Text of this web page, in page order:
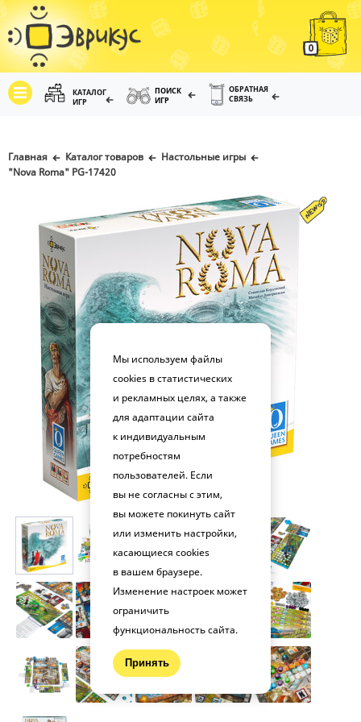
0
КАТАЛОГ
ИГР
ПОИСК
ИГР
ОБРАТНАЯ
СВЯЗЬ
Главная Каталог товаров
Настольные игры
"Nova Roma" PG-17420
Мы используем файлы
cookies в статистических
и рекламных целях, а также
для адаптации сайта
к индивидуальным
потребностям
пользователей. Если
вы не согласны с этим,
вы можете покинуть сайт
или изменить настройки,
касающиеся cookies
в вашем браузере.
Изменение настроек может
ограничить
функциональность сайта.
Принять